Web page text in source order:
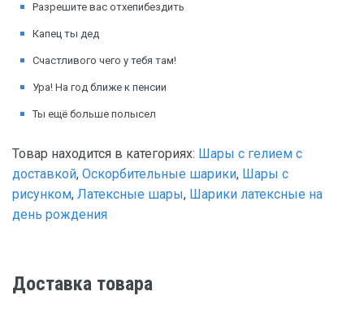
Разрешите вас отхепибездить
Капец ты дед
Счастливого чего у тебя там!
Ура! На год ближе к пенсии
Ты ещё больше полысел
Товар находится в категориях: Шары с гелием с
доставкой, Оскорбительные шарики, Шары с
рисунком, Латексные шары, Шарики латексные на
день рождения
Доставка товара